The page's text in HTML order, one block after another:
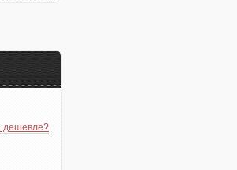
дешевле?